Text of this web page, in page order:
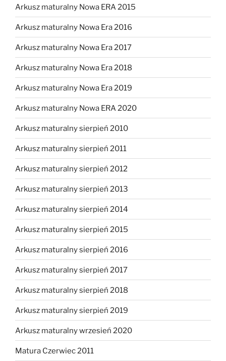
Arkusz maturalny Nowa ERA 2015
Arkusz maturalny Nowa Era 2016
Arkusz maturalny Nowa Era 2017
Arkusz maturalny Nowa Era 2018
Arkusz maturalny Nowa Era 2019
Arkusz maturalny Nowa ERA 2020
Arkusz maturalny sierpień 2010
Arkusz maturalny sierpień 2011
Arkusz maturalny sierpień 2012
Arkusz maturalny sierpień 2013
Arkusz maturalny sierpień 2014
Arkusz maturalny sierpień 2015
Arkusz maturalny sierpień 2016
Arkusz maturalny sierpień 2017
Arkusz maturalny sierpień 2018
Arkusz maturalny sierpień 2019
Arkusz maturalny wrzesień 2020
Matura Czerwiec 2011